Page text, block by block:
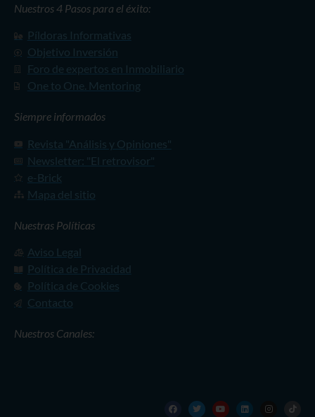
Nuestros 4 Pasos para el éxito:
Píldoras Informativas
Objetivo Inversión
Foro de expertos en Inmobiliario
One to One. Mentoring
Siempre informados
Revista "Análisis y Opiniones"
Newsletter: "El retrovisor"
e-Brick
Mapa del sitio
Nuestras Políticas
Aviso Legal
Política de Privacidad
Política de Cookies
Contacto
Nuestros Canales: